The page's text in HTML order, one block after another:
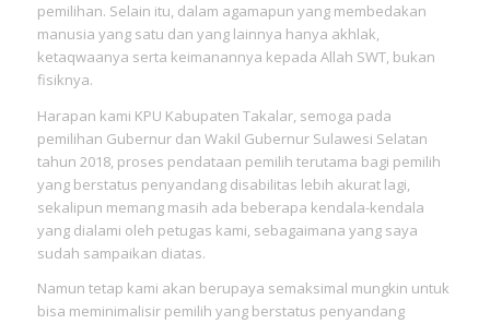
pemilihan. Selain itu, dalam agamapun yang membedakan
manusia yang satu dan yang lainnya hanya akhlak,
ketaqwaanya serta keimanannya kepada Allah SWT, bukan
fisiknya.
Harapan kami KPU Kabupaten Takalar, semoga pada
pemilihan Gubernur dan Wakil Gubernur Sulawesi Selatan
tahun 2018, proses pendataan pemilih terutama bagi pemilih
yang berstatus penyandang disabilitas lebih akurat lagi,
sekalipun memang masih ada beberapa kendala-kendala
yang dialami oleh petugas kami, sebagaimana yang saya
sudah sampaikan diatas.
Namun tetap kami akan berupaya semaksimal mungkin untuk
bisa meminimalisir pemilih yang berstatus penyandang